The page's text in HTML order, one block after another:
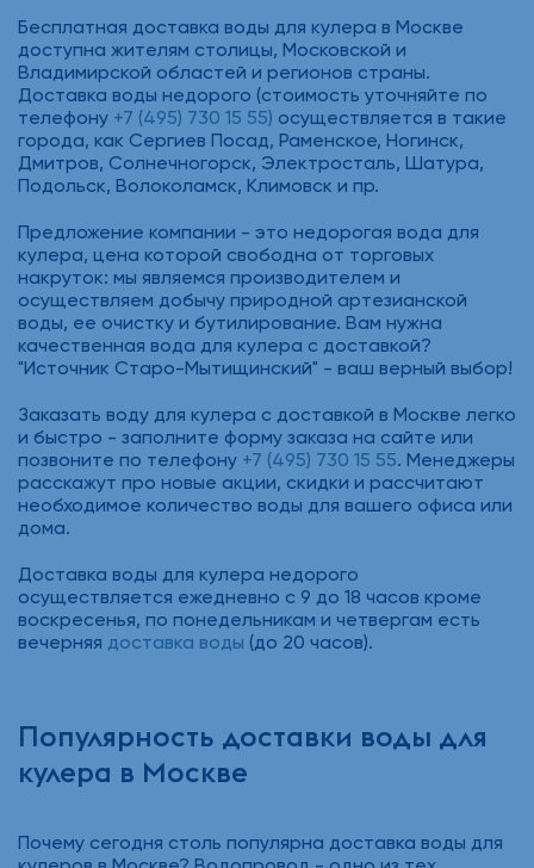
Бесплатная доставка воды для кулера в Москве
доступна жителям столицы, Московской и
Владимирской областей и регионов страны.
Доставка воды недорого (стоимость уточняйте по
телефону +7 (495) 730 15 55) осуществляется в такие
города, как Сергиев Посад, Раменское, Ногинск,
Дмитров, Солнечногорск, Электросталь, Шатура,
Подольск, Волоколамск, Климовск и пр.
Предложение компании - это недорогая вода для
кулера, цена которой свободна от торговых
накруток: мы являемся производителем и
осуществляем добычу природной артезианской
воды, ее очистку и бутилирование. Вам нужна
качественная вода для кулера с доставкой?
"Источник Старо-Мытищинский" - ваш верный выбор!
Заказать воду для кулера с доставкой в Москве легко
и быстро - заполните форму заказа на сайте или
позвоните по телефону +7 (495) 730 15 55. Менеджеры
расскажут про новые акции, скидки и рассчитают
необходимое количество воды для вашего офиса или
дома.
Доставка воды для кулера недорого
осуществляется ежедневно с 9 до 18 часов кроме
воскресенья, по понедельникам и четвергам есть
вечерняя доставка воды (до 20 часов).
Популярность доставки воды для
кулера в Москве
Почему сегодня столь популярна доставка воды для